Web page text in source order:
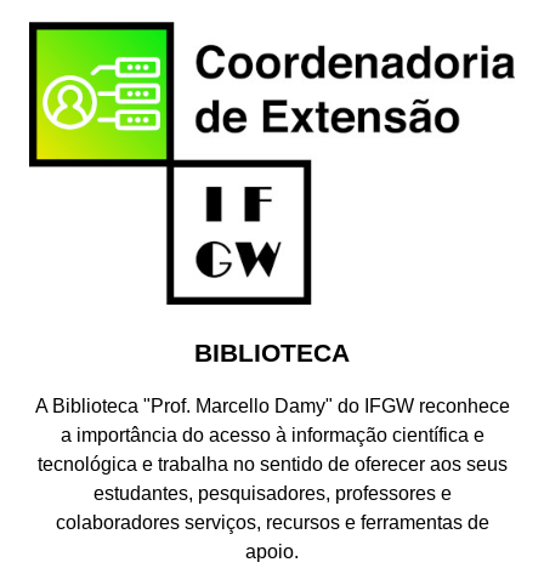
BIBLIOTECA
A Biblioteca "Prof. Marcello Damy" do IFGW reconhece
a importância do acesso à informação científica e
tecnológica e trabalha no sentido de oferecer aos seus
estudantes, pesquisadores, professores e
colaboradores serviços, recursos e ferramentas de
apoio.